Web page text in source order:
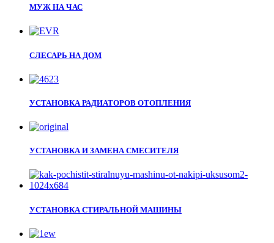
МУЖ НА ЧАС
СЛЕСАРЬ НА ДОМ
УСТАНОВКА РАДИАТОРОВ ОТОПЛЕНИЯ
УСТАНОВКА И ЗАМЕНА СМЕСИТЕЛЯ
УСТАНОВКА СТИРАЛЬНОЙ МАШИНЫ